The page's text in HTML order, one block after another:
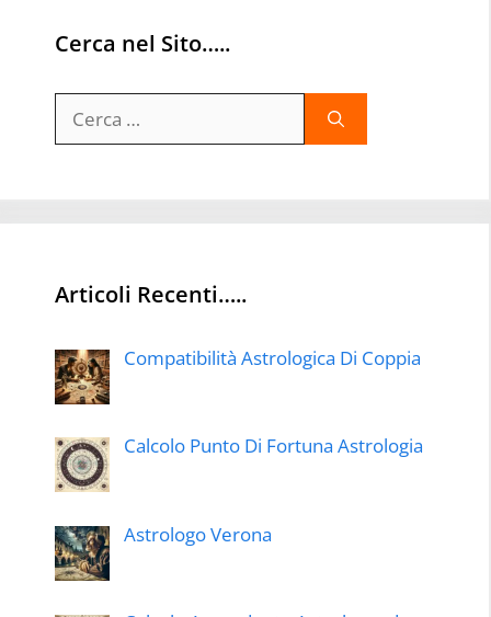
Cerca nel Sito…..
per:
Articoli Recenti…..
Compatibilità Astrologica Di Coppia
Calcolo Punto Di Fortuna Astrologia
Astrologo Verona